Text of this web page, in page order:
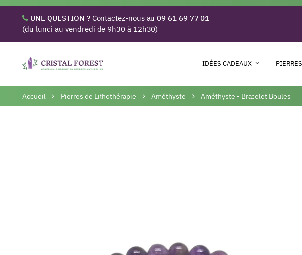
UNE QUESTION ? Contactez-nous au 09 61 69 77 01
(du lundi au vendredi de 9h30 à 12h30)
IDÉES CADEAUX PIERRES
Accueil Pierres de Lithothérapie Améthyste Améthyste - Bracelet Boules